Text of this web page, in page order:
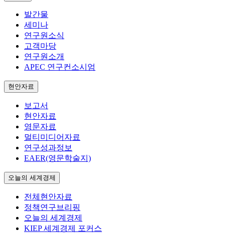
발간물
세미나
연구원소식
고객마당
연구원소개
APEC 연구컨소시엄
현안자료
보고서
현안자료
영문자료
멀티미디어자료
연구성과정보
EAER(영문학술지)
오늘의 세계경제
전체현안자료
정책연구브리핑
오늘의 세계경제
KIEP 세계경제 포커스